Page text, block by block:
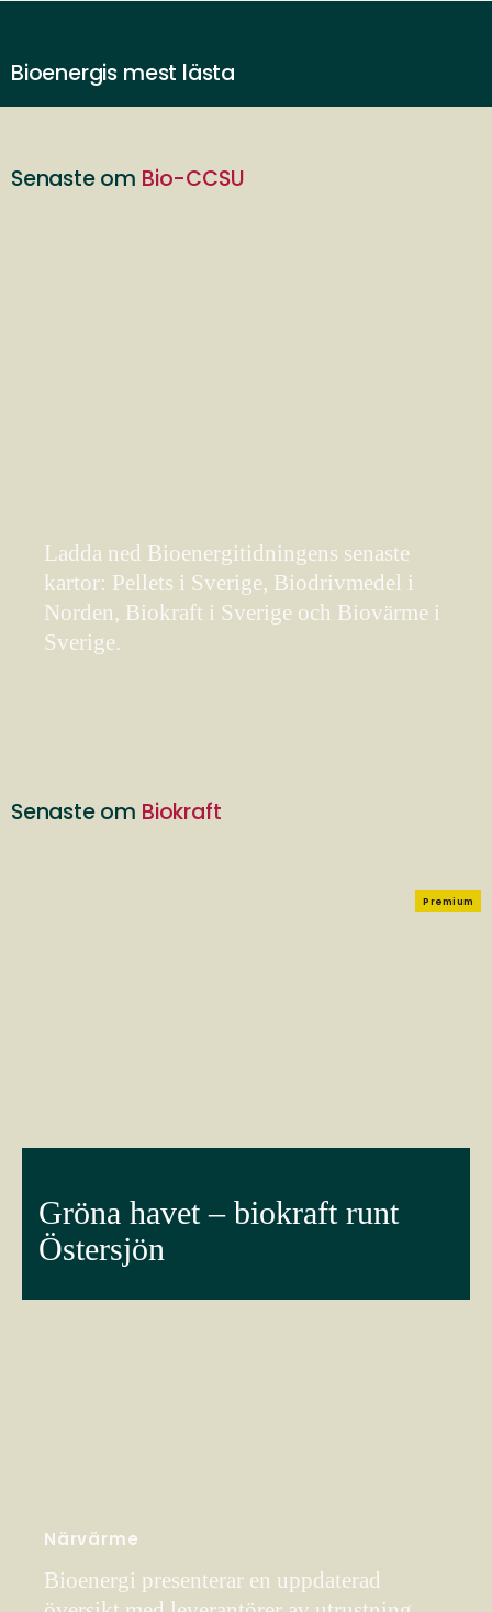
Bioenergis mest lästa
Senaste om Bio-CCSU
Ladda ned Bioenergitidningens senaste
kartor: Pellets i Sverige, Biodrivmedel i
Norden, Biokraft i Sverige och Biovärme i
Sverige.
Senaste om Biokraft
Premium
Gröna havet – biokraft runt
Östersjön
Närvärme
Bioenergi presenterar en uppdaterad